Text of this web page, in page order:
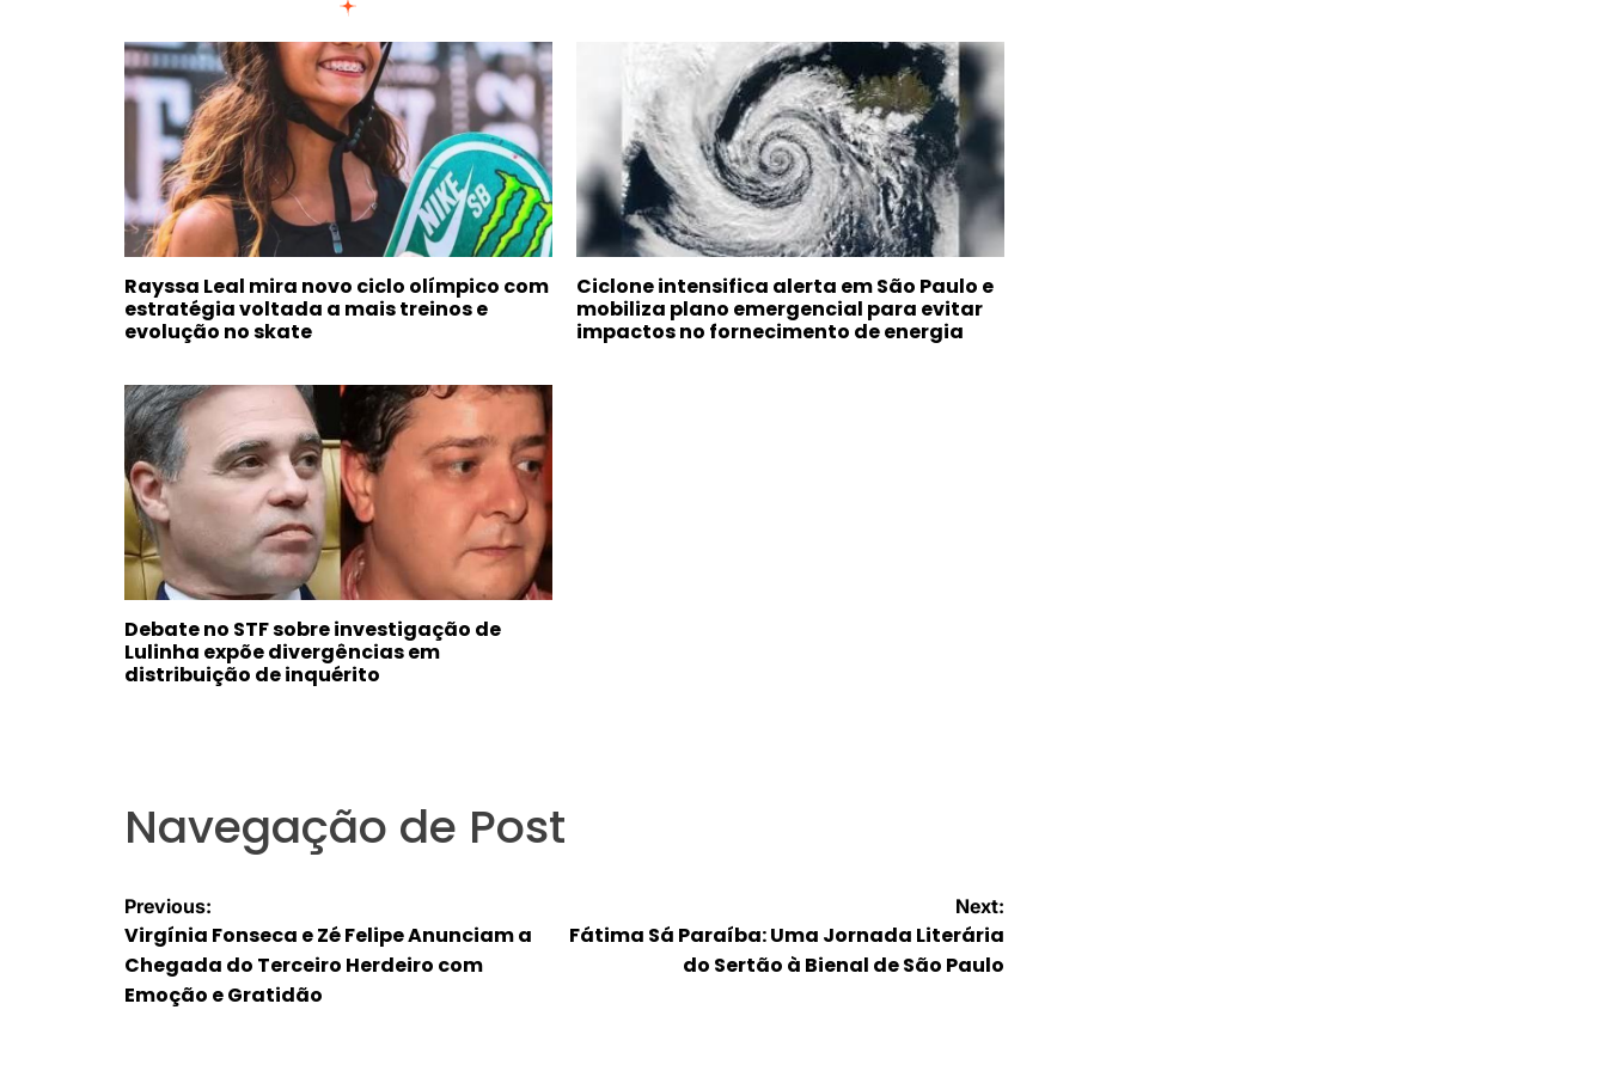
Rayssa Leal mira novo ciclo olímpico com
estratégia voltada a mais treinos e
evolução no skate
Ciclone intensifica alerta em São Paulo e
mobiliza plano emergencial para evitar
impactos no fornecimento de energia
Debate no STF sobre investigação de
Lulinha expõe divergências em
distribuição de inquérito
Navegação de Post
Previous:
Virgínia Fonseca e Zé Felipe Anunciam a
Chegada do Terceiro Herdeiro com
Emoção e Gratidão
Next:
Fátima Sá Paraíba: Uma Jornada Literária
do Sertão à Bienal de São Paulo